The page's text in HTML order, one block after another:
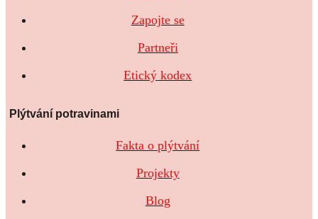
Zapojte se
Partneři
Etický kodex
Plýtvání potravinami
Fakta o plýtvání
Projekty
Blog